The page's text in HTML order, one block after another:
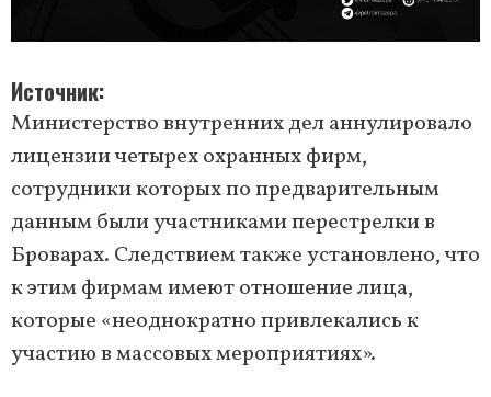
Источник
Министерство внутренних дел аннулировало
лицензии четырех охранных фирм,
сотрудники которых по предварительным
данным были участниками перестрелки в
Броварах. Следствием также установлено, что
к этим фирмам имеют отношение лица,
которые «неоднократно привлекались к
участию в массовых мероприятиях».